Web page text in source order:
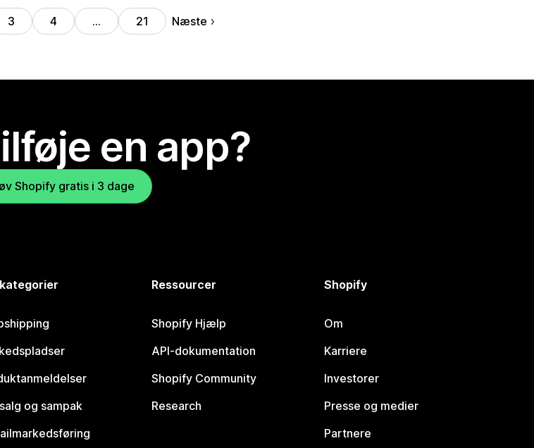
3 4 … 21 Næste
en app?
Shopify gratis i 3 dage
og sampak
Ressourcer
Shopify Hjælp
API-dokumentation
Shopify Community
Research
Shopify
Om
Karriere
Investorer
Presse og medier
Partnere